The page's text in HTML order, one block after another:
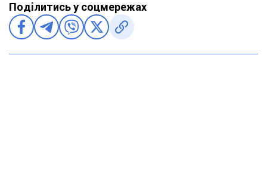
Поділитись у соцмережах